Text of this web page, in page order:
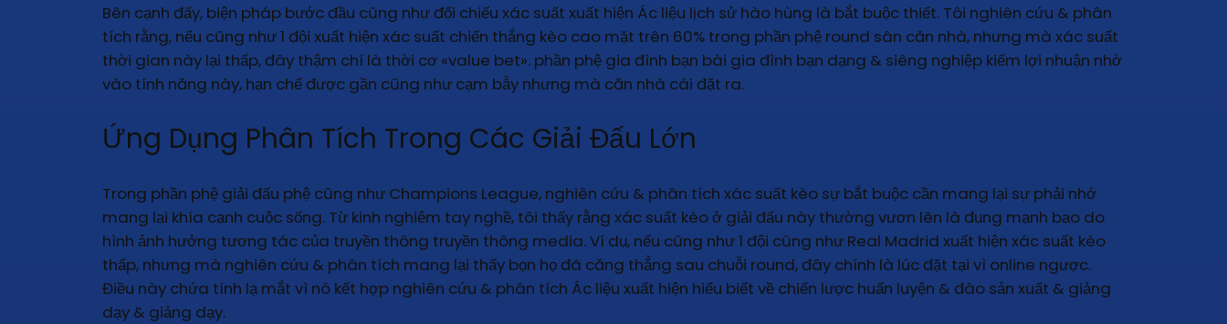
Bên cạnh đấy, biện pháp bước đầu cũng như đối chiếu xác suất xuất hiện Ác liệu lịch sử hào hùng là bắt buộc thiết. Tôi nghiên cứu & phân
tích rằng, nếu cũng như 1 đội xuất hiện xác suất chiến thắng kèo cao mặt trên 60% trong phần phệ round sân căn nhà, nhưng mà xác suất
thời gian này lại thấp, đây thậm chí là thời cơ «value bet». phần phệ gia đình bạn bài gia đình bạn dạng & siêng nghiệp kiếm lợi nhuận nhờ
vào tính năng này, hạn chế được gần cũng như cạm bẫy nhưng mà căn nhà cái đặt ra.
Ứng Dụng Phân Tích Trong Các Giải Đấu Lớn
Trong phần phệ giải đấu phệ cũng như Champions League, nghiên cứu & phân tích xác suất kèo sự bắt buộc cần mang lại sự phải nhớ
mang lại khía cạnh cuộc sống. Từ kinh nghiệm tay nghề, tôi thấy rằng xác suất kèo ở giải đấu này thường vươn lên là đụng mạnh bạo do
hình ảnh hưởng tương tác của truyền thông truyền thông media. Ví dụ, nếu cũng như 1 đội cũng như Real Madrid xuất hiện xác suất kèo
thấp, nhưng mà nghiên cứu & phân tích mang lại thấy bọn họ đã căng thẳng sau chuỗi round, đây chính là lúc đặt tại vì online ngược.
Điều này chứa tính lạ mắt vì nó kết hợp nghiên cứu & phân tích Ác liệu xuất hiện hiểu biết về chiến lược huấn luyện & đào sản xuất & giảng
dạy & giảng dạy.